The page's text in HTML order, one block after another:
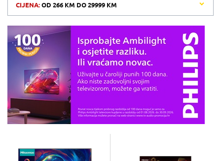
CIJENA:OD 266 KM DO29999 KM